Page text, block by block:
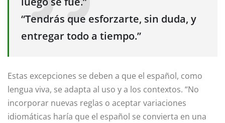
“Tendrás que esforzarte, sin duda, y
entregar todo a tiempo.”
Estas excepciones se deben a que el español, como
lengua viva, se adapta al uso y a los contextos. “No
incorporar nuevas reglas o aceptar variaciones
idiomáticas haría que el español se convierta en una